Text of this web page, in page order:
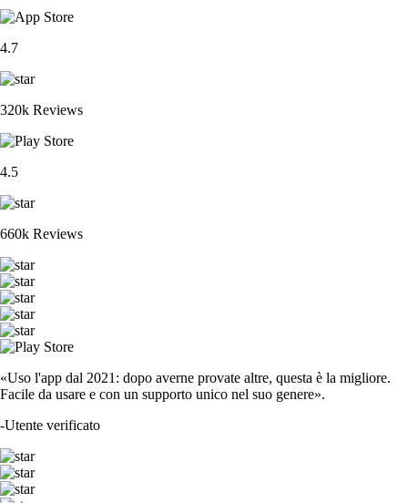
4.7
320k Reviews
4.5
660k Reviews
«Uso l'app dal 2021: dopo averne provate altre, questa è la migliore.
Facile da usare e con un supporto unico nel suo genere».
-Utente verificato